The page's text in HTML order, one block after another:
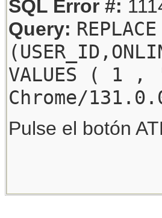
SQL Error #:
Query:
VALUES ( 1
Chrome/
Pulse el botón